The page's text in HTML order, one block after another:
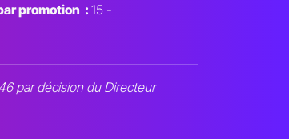
promotion : 15 -
par décision du Directeur